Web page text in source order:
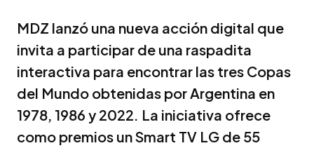
MDZ lanzó una nueva acción digital que
invita a participar de una raspadita
interactiva para encontrar las tres Copas
del Mundo obtenidas por Argentina en
1978, 1986 y 2022. La iniciativa ofrece
como premios un Smart TV LG de 55